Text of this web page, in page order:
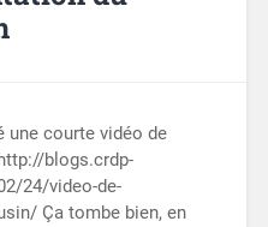
une courte vidéo de
blogs.crdp-
24/video-de-
Ça tombe bien, en